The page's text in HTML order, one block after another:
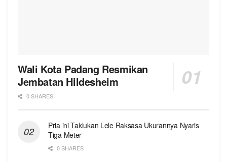
Wali Kota Padang Resmikan
Jembatan Hildesheim
0 SHARES
Pria ini Taklukan Lele Raksasa Ukurannya Nyaris
Tiga Meter
0 SHARES